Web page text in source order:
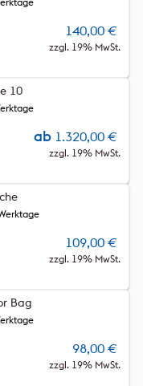
140,00 €
zzgl. 19% MwSt.
10
ab 1.320,00 €
zzgl. 19% MwSt.
109,00 €
zzgl. 19% MwSt.
Bag
98,00 €
zzgl. 19% MwSt.